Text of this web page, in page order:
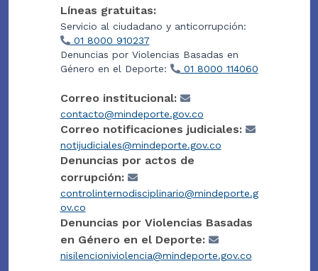
Líneas gratuitas:
Servicio al ciudadano y anticorrupción:
01 8000 910237
Denuncias por Violencias Basadas en
Género en el Deporte:
01 8000 114060
Correo institucional:
contacto@mindeporte.gov.co
Correo notificaciones judiciales:
notijudiciales@mindeporte.gov.co
Denuncias por actos de
corrupción:
controlinternodisciplinario@mindeporte.g
ov.co
Denuncias por Violencias Basadas
en Género en el Deporte:
nisilencioniviolencia@mindeporte.gov.co